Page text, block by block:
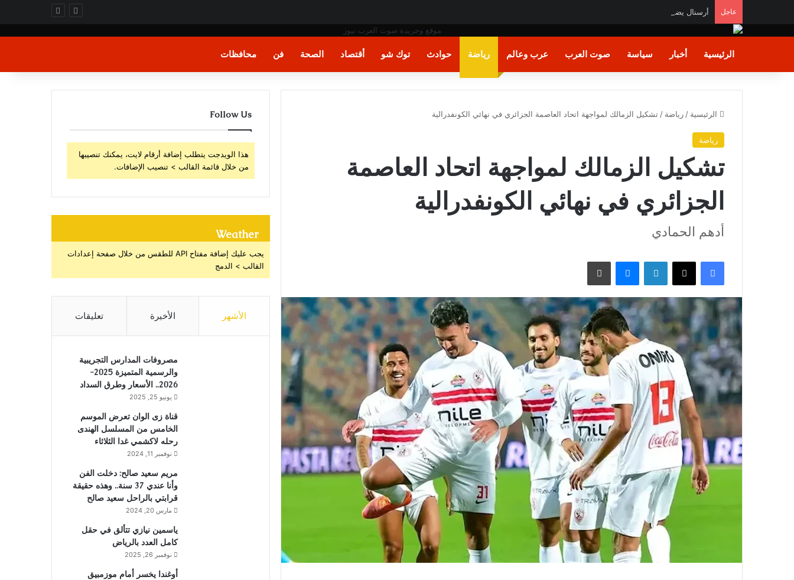
عاجل أرسنال يضم برونو جيماريش من نيوكاسل
الرئيسية أخبار سياسة صوت العرب عرب وعالم رياضة حوادث توك شو أقتصاد الصحة فن محافظات
الرئيسية / رياضة / تشكيل الزمالك لمواجهة اتحاد العاصمة الجزائري في نهائي الكونفدرالية
رياضة
تشكيل الزمالك لمواجهة اتحاد العاصمة
الجزائري في نهائي الكونفدرالية
أدهم الحمادي
فيسبوك X لينكدإن ماسنجر طباعة
Follow Us
هذا الويدجت يتطلب إضافة أرقام لايت، يمكنك تنصيبها
من خلال قائمة القالب > تنصيب الإضافات.
Weather
يجب عليك إضافة مفتاح API للطقس من خلال صفحة إعدادات
القالب > الدمج
الأشهر الأخيرة تعليقات
مصروفات المدارس التجريبية
والرسمية المتميزة 2025-
2026.. الأسعار وطرق السداد
يونيو 25, 2025
قناة زى الوان تعرض الموسم
الخامس من المسلسل الهندى
رحله لاكشمي غدا الثلاثاء
نوفمبر 11, 2024
مريم سعيد صالح: دخلت الفن
وأنا عندي 37 سنة.. وهذه حقيقة
قرابتي بالراحل سعيد صالح
مارس 20, 2024
ياسمين نيازي تتألق في حقل
كامل العدد بالرياض
نوفمبر 26, 2025
أوغندا يخسر أمام موزمبيق